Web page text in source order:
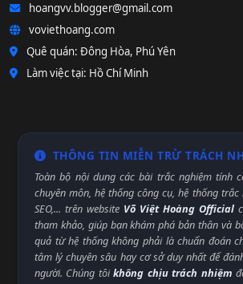
hoangvv.blogger@gmail.com
voviethoang.com
Quê quán: Đông Hòa, Phú Yên
Làm việc tại: Hồ Chí Minh
THÔNG TIN MIỄN TRỪ TRÁCH
Toàn bộ nội dung các bài trắc nghiệm tính
chuyên môn, hệ thống công cụ, hệ thống
SEO,... trên website Võ Việt Hoàng Official
tham khảo, giúp bạn khám phá bản thân và
quả từ hệ thống không phải là chuẩn đoán
tâm lý chuyên sâu hay cơ sở duy nhất để
người. Chúng tôikhông chịu trách nhiệm